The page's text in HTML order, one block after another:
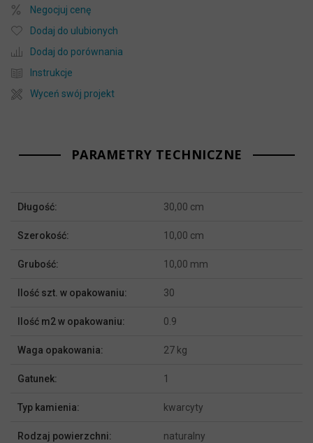
Negocjuj cenę
Dodaj do ulubionych
Dodaj do porównania
Instrukcje
Wyceń swój projekt
PARAMETRY TECHNICZNE
Długość: 30,00 cm
Szerokość: 10,00 cm
Grubość: 10,00 mm
Ilość szt. w opakowaniu: 30
Ilość m2 w opakowaniu: 0.9
Waga opakowania: 27 kg
Gatunek: 1
Typ kamienia: kwarcyty
Rodzaj powierzchni: naturalny